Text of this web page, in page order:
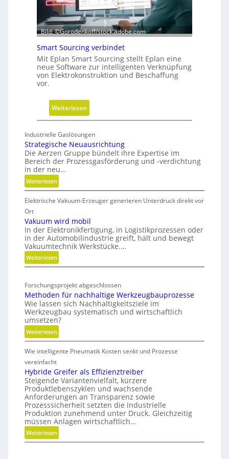
i
e
-
V
e
r
e
i
f
a
c
h
u
n
g
r
i
g
i
t
T
w
i
n
Bild: ©Gorodenkoff/stock.adobe.com
Smart Sourcing verbindet
Mit Eplan Smart Sourcing stellt Eplan eine
neue Software zur intelligenten Verknüpfung
von Elektrokonstruktion und Beschaffung
vor.
Weiterlesen:
S
a
r
t
u
r
i
n
g
e
b
i
n
t
Industrielle Gaslösungen
Strategische Neuausrichtung
Die Aerzen Gruppe bündelt ihre Expertise im
Bereich der Prozessgasförderung und -verdichtung
in der neu…
Weiterlesen:
S
t
a
t
e
g
i
s
h
e
N
e
u
a
s
r
i
c
h
t
u
n
g
Elektrische Vakuum-Erzeuger generieren Unterdruck direkt vor
Ort
Vakuum wird mobil
In der Elektronikfertigung, in Logistikprozessen oder
in der Automobilindustrie greift, hält und bewegt
Vakuumtechnik Werkstücke.…
Weiterlesen:
V
k
u
u
m
w
i
d
m
o
b
i
l
Forschungsprojekt abgeschlossen
Methoden für nachhaltige Werkzeugbauprozesse
Wie lassen sich Nachhaltigkeitsziele im
Werkzeugbau systematisch und wirtschaftlich
umsetzen?
Weiterlesen:
M
e
t
h
o
d
e
n
f
ü
r
Wie intelligente Pneumatik Kosten senkt und Prozesse
vereinfacht
Hybride Greifer als Effizienztreiber
Steigende Variantenvielfalt, kürzere
Produktlebenszyklen und wachsende
Anforderungen an Transparenz sowie
Prozesssicherheit setzten die industrielle
Produktion zunehmend unter Druck. Gleichzeitig
müssen Anlagen wirtschaftlich…
Weiterlesen:
H